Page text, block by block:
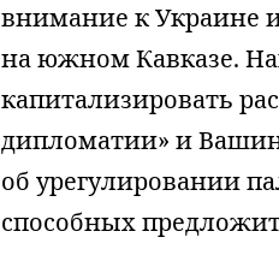
внимание к Украине
на южном Кавказе.
капитализировать
дипломатии» и
об урегулировании
способных